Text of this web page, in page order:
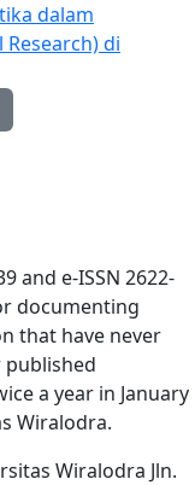
dalam
di
and e-ISSN 2622-
documenting
that have never
a year in January
Wiralodra.
Wiralodra Jln.